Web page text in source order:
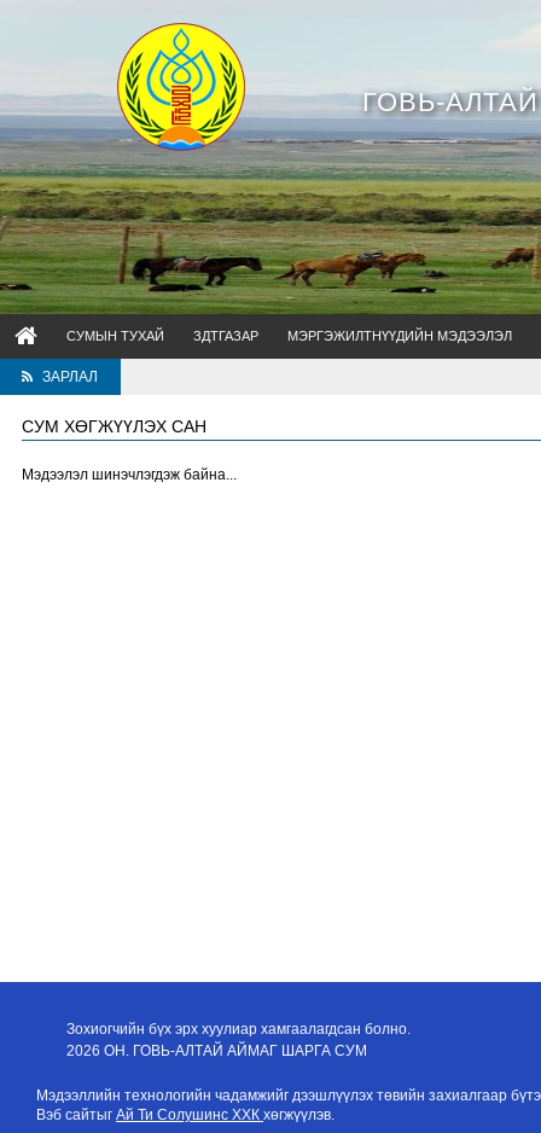
ГОВЬ-
СУМЫН ТУХАЙ ЗДТГАЗАР МЭРГЭЖИЛТНҮҮДИЙН МЭДЭЭЛЭЛ
ЗАРЛАЛ
СУМ ХӨГЖҮҮЛЭХ САН
Мэдээлэл шинэчлэгдэж байна...
Зохиогчийн бүх эрх хуулиар хамгаалагдсан болно.
2026 ОН. ГОВЬ-АЛТАЙ АЙМАГ ШАРГА СУМ
Мэдээллийн технологийн чадамжийг дээшлүүлэх төвийн захиалгаар
Вэб сайтыг Ай Ти Солушинс ХХК хөгжүүлэв.